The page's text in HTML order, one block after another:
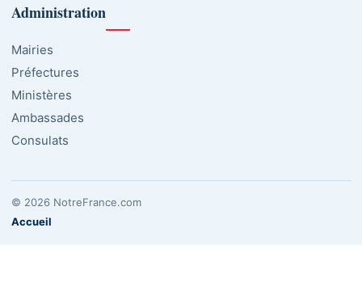
Administration
Mairies
Préfectures
Ministères
Ambassades
Consulats
© 2026 NotreFrance.com
Accueil